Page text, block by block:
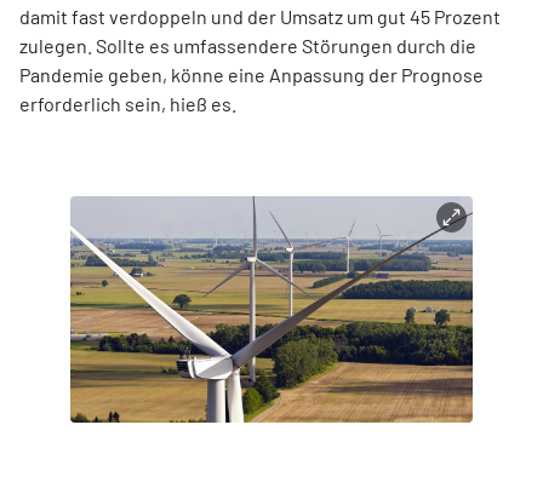
damit fast verdoppeln und der Umsatz um gut 45 Prozent
zulegen. Sollte es umfassendere Störungen durch die
Pandemie geben, könne eine Anpassung der Prognose
erforderlich sein, hieß es.